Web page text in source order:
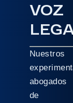
VOZ
Nuestros
abogados
de